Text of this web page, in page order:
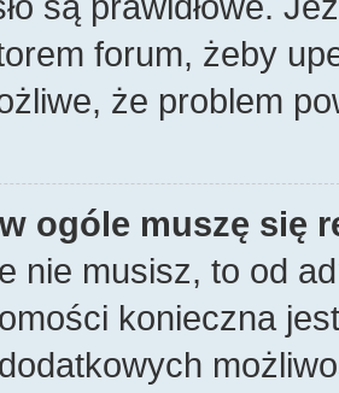
forum, żeby
że problem
ogóle muszę się
nie musisz, to od
konieczna